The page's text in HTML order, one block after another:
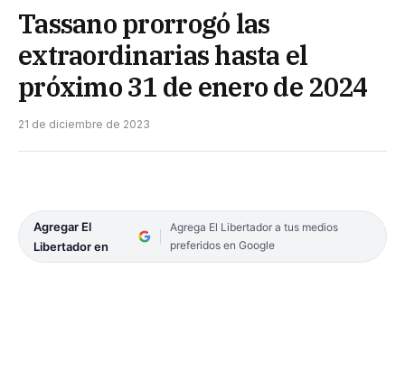
Tassano prorrogó las
extraordinarias hasta el
próximo 31 de enero de 2024
21 de diciembre de 2023
Agregar El
Libertador en
Agrega El Libertador a tus medios
preferidos en Google